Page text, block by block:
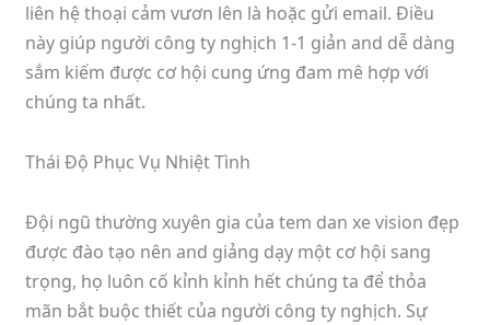
liên hệ thoại cảm vươn lên là hoặc gửi email. Điều
này giúp người công ty nghịch 1-1 giản and dễ dàng
sắm kiếm được cơ hội cung ứng đam mê hợp với
chúng ta nhất.
Thái Độ Phục Vụ Nhiệt Tình
Đội ngũ thường xuyên gia của tem dan xe vision đẹp
được đào tạo nên and giảng dạy một cơ hội sang
trọng, họ luôn cố kỉnh kỉnh hết chúng ta để thỏa
mãn bắt buộc thiết của người công ty nghịch. Sự